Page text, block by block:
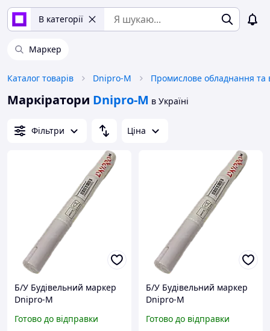
В категорії
Маркер
Каталог товарів Dnipro-M
Маркіратори Dnipro-M в Україні
Фільтри Ціна
Б/У Будівельний маркер
Dnipro-M
Готово до відправки
Б/У Будівельний маркер
Dnipro-M
Готово до відправки